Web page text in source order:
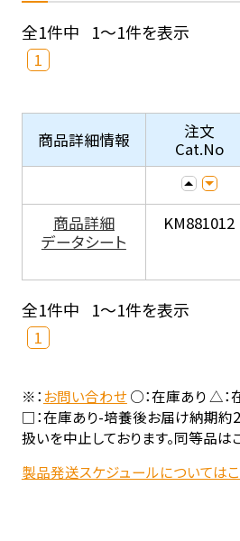
全1件中 1～1件を表示
1
商品詳細情報
注文
Cat.No
商品詳細
データシート
KM881012
全1件中 1～1件を表示
1
※：お問い合わせ○：在庫あり △：
□：在庫あり-培養後お届け納期約
扱いを中止しております。同等品は
製品発送スケジュールについては